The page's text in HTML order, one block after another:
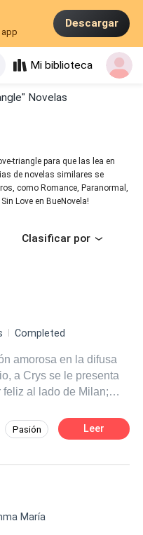
Descargar
Mi biblioteca
Novelas
triangle para que las lea en
de novelas similares se
como Romance, Paranormal,
Love en BueNovela!
Clasificar por
Completed
amorosa en la difusa
a Crys se le presenta
al lado de Milan;
por alejarla de Bastian
Bastian tiene claro
está decidida a no
enemigo aparece y una
Pasión Leer
María